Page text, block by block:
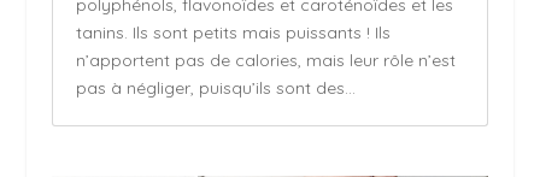
polyphénols, flavonoïdes et caroténoïdes et les
tanins. Ils sont petits mais puissants ! Ils
n’apportent pas de calories, mais leur rôle n’est
pas à négliger, puisqu’ils sont des...